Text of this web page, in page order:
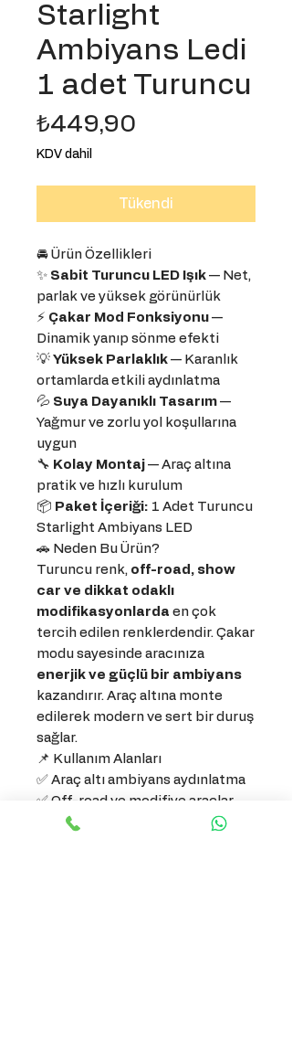
Starlight
Ambiyans Ledi
1 adet Turuncu
₺449,90
KDV dahil
Tükendi
🚘 Ürün Özellikleri
✨ Sabit Turuncu LED Işık — Net,
parlak ve yüksek görünürlük
⚡ Çakar Mod Fonksiyonu —
Dinamik yanıp sönme efekti
💡 Yüksek Parlaklık — Karanlık
ortamlarda etkili aydınlatma
💦 Suya Dayanıklı Tasarım —
Yağmur ve zorlu yol koşullarına
uygun
🔧 Kolay Montaj — Araç altına
pratik ve hızlı kurulum
📦 Paket İçeriği: 1 Adet Turuncu
Starlight Ambiyans LED
🚗 Neden Bu Ürün?
Turuncu renk, off-road, show
car ve dikkat odaklı
modifikasyonlarda en çok
tercih edilen renklerdendir. Çakar
modu sayesinde aracınıza
enerjik ve güçlü bir ambiyans
kazandırır. Araç altına monte
edilerek modern ve sert bir duruş
sağlar.
📌 Kullanım Alanları
✅ Araç altı ambiyans aydınlatma
✅ Off-road ve modifiye araçlar
✅ Gece sürüşleri